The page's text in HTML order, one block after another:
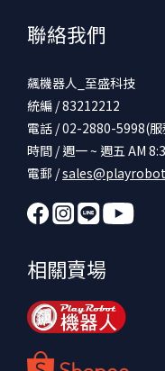
聯絡我們
飆機器人_至盛科技
統編 / 83212212
電話 / 02-2880-5998(服
時間 / 週一 ~ 週五 AM
電郵 /
相關賣場